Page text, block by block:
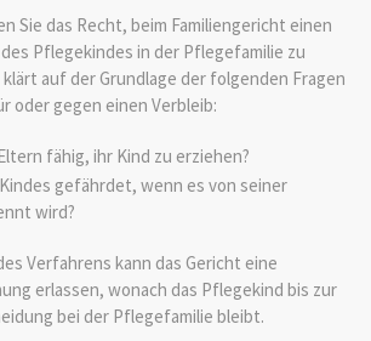
Sie das Recht, beim Familiengericht einen
Pflegekindes in der Pflegefamilie zu
auf der Grundlage der folgenden Fragen
oder gegen einen Verbleib:
fähig, ihr Kind zu erziehen?
gefährdet, wenn es von seiner
wird?
Verfahrens kann das Gericht eine
erlassen, wonach das Pflegekind bis zur
bei der Pflegefamilie bleibt.